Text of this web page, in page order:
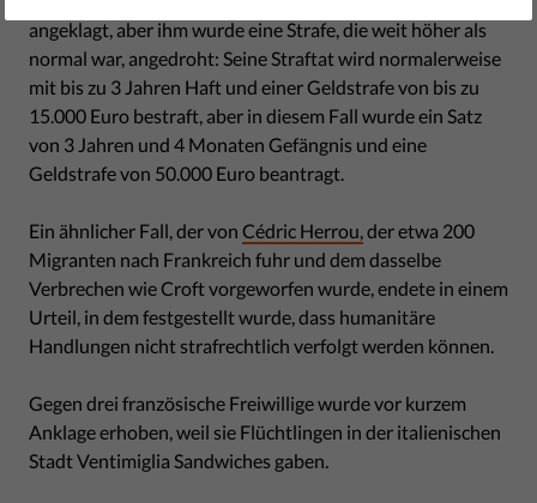
angeklagt, aber ihm wurde eine Strafe, die weit höher als
normal war, angedroht: Seine Straftat wird normalerweise
mit bis zu 3 Jahren Haft und einer Geldstrafe von bis zu
15.000 Euro bestraft, aber in diesem Fall wurde ein Satz
von 3 Jahren und 4 Monaten Gefängnis und eine
Geldstrafe von 50.000 Euro beantragt.
Ein ähnlicher Fall, der von Cédric Herrou,der etwa 200
Migranten nach Frankreich fuhr und dem dasselbe
Verbrechen wie Croft vorgeworfen wurde, endete in einem
Urteil, in dem festgestellt wurde, dass humanitäre
Handlungen nicht strafrechtlich verfolgt werden können.
Gegen drei französische Freiwillige wurde vor kurzem
Anklage erhoben, weil sie Flüchtlingen in der italienischen
Stadt Ventimiglia Sandwiches gaben.